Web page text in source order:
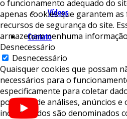
Vídeos
Contato
o funcionamento adequado do
apenas cookies que garantem
recursos de segurança do site.
armazenam nenhuma
Desnecessário
Desnecessário
Quaisquer cookies que possam
necessários para o
especificamente para coletar
por meio de análises, anúncios
incorporados são denominados